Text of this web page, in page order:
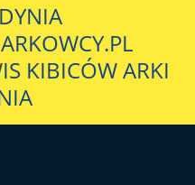
KIBICÓW ARKI